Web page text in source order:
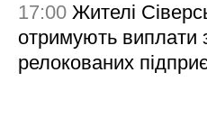
17:00 Жителі
отримують виплати
релокованих